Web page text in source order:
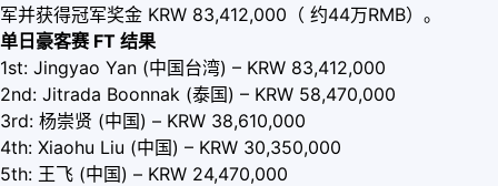
军并获得冠军奖金 KRW 83,412,000（ 约44万RMB）。
单日豪客赛 FT 结果
1st: Jingyao Yan (中国台湾) – KRW 83,412,000
2nd: Jitrada Boonnak (泰国) – KRW 58,470,000
3rd: 杨崇贤 (中国) – KRW 38,610,000
4th: Xiaohu Liu (中国) – KRW 30,350,000
5th: 王飞 (中国) – KRW 24,470,000